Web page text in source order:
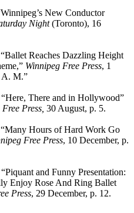
New Conductor
Night(Toronto), 16
Reaches Dazzling Height
Winnipeg Free Press, 1
A. M.”
There and in Hollywood”
Press, 30 August, p. 5.
Hours of Hard Work Go
Free Press, 10 December, p.
and Funny Presentation:
Enjoy Rose And Ring Ballet
Press, 29 December, p. 12.